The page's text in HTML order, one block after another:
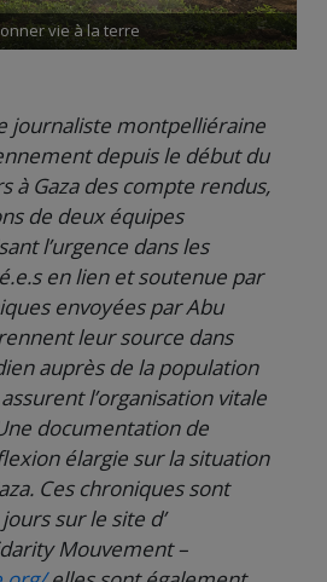
vie à la terre
journaliste montpelliéraine
depuis le début du
à Gaza des compte rendus,
de deux équipes
l’urgence dans les
en lien et soutenue par
envoyées par Abu
leur source dans
auprès de la population
l’organisation vitale
documentation de
élargie sur la situation
Ces chroniques sont
sur le site d’
Mouvement –